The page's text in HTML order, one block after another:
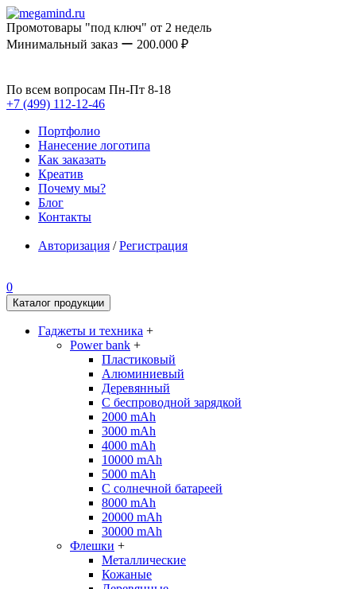
Промотовары "под ключ" от 2 недель
Минимальный заказ ー 200.000 ₽
По всем вопросам Пн-Пт 8-18
+7 (499) 112-12-46
Портфолио
Нанесение логотипа
Как заказать
Креатив
Почему мы?
Блог
Контакты
Авторизация /Регистрация
0
Каталог продукции
Гаджеты и техника +
Power bank +
Пластиковый
Алюминиевый
Деревянный
С беспроводной зарядкой
2000 mAh
3000 mAh
4000 mAh
10000 mAh
5000 mAh
С солнечной батареей
8000 mAh
20000 mAh
30000 mAh
Флешки +
Металлические
Кожаные